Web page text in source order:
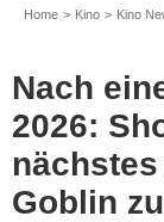
Home Kino Kino
Nach
2026:
Goblin